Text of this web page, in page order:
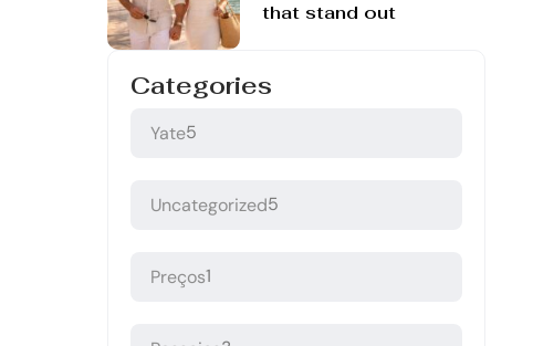
that stand out
Categories
Yate5
Uncategorized5
Preços1